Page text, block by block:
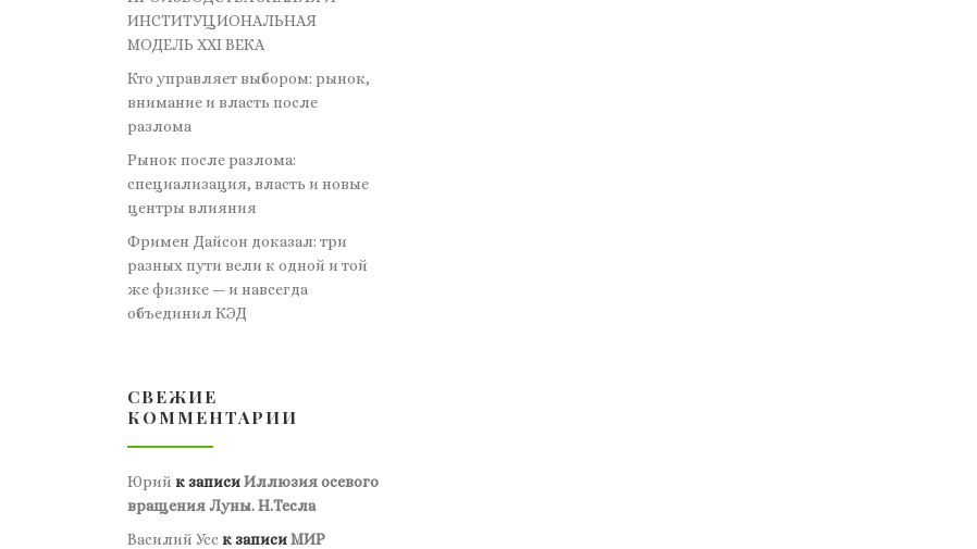
ИНСТИТУЦИОНАЛЬНАЯ
МОДЕЛЬ XXI ВЕКА
Кто управляет выбором: рынок,
внимание и власть после
разлома
Рынок после разлома:
специализация, власть и новые
центры влияния
Фримен Дайсон доказал: три
разных пути вели к одной и той
же физике — и навсегда
объединил КЭД
СВЕЖИЕ
КОММЕНТАРИИ
Юрий к записиИллюзия осевого
вращения Луны. Н.Тесла
Василий Усс к записиМИР